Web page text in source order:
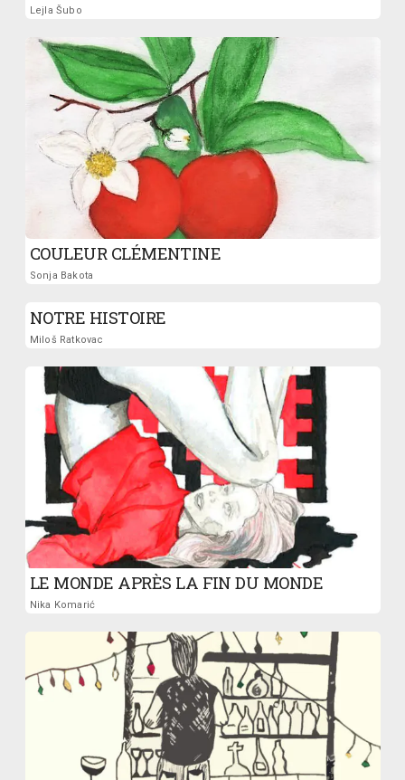
Lejla Šubo
COULEUR CLÉMENTINE
Sonja Bakota
NOTRE HISTOIRE
Miloš Ratkovac
LE MONDE APRÈS LA FIN DU MONDE
Nika Komarić